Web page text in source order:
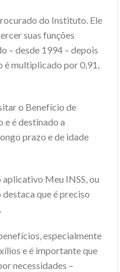
do Instituto. Ele
suas funções
– desde 1994 – depois
é multiplicado por 0,91,
o Benefício de
e é destinado a
prazo e de idade
aplicativo Meu INSS, ou
que é preciso
especialmente
e é importante que
necessidades –